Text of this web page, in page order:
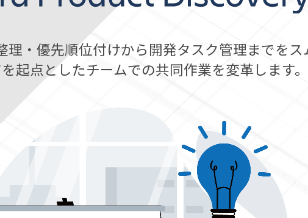
・優先順位付けから開発タスク管理までをス
起点としたチームでの共同作業を変革します。